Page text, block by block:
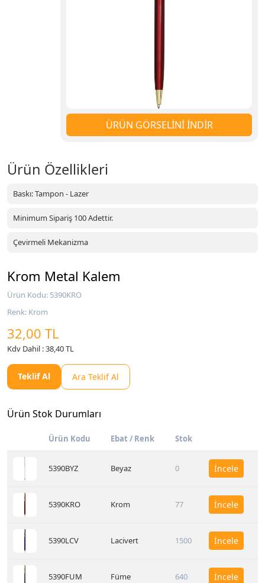
ÜRÜN GÖRSELİNİ İNDİR
Ürün Özellikleri
Baskı: Tampon - Lazer
Minimum Sipariş 100 Adettir.
Çevirmeli Mekanizma
Krom Metal Kalem
Ürün Kodu: 5390KRO
Renk: Krom
32,00 TL
Kdv Dahil : 38,40 TL
Teklif Al Ara Teklif Al
Ürün Stok Durumları
Ürün Kodu Ebat / Renk Stok
5390BYZ Beyaz 0 İncele
5390KRO Krom 77 İncele
5390LCV Lacivert 1500 İncele
5390FUM Füme 640 İncele